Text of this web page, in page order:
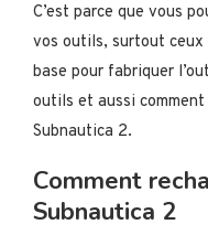
C’est parce que vous
vos outils, surtout
base pour fabriquer
outils et aussi
Subnautica 2.
Comment
Subnautica 2